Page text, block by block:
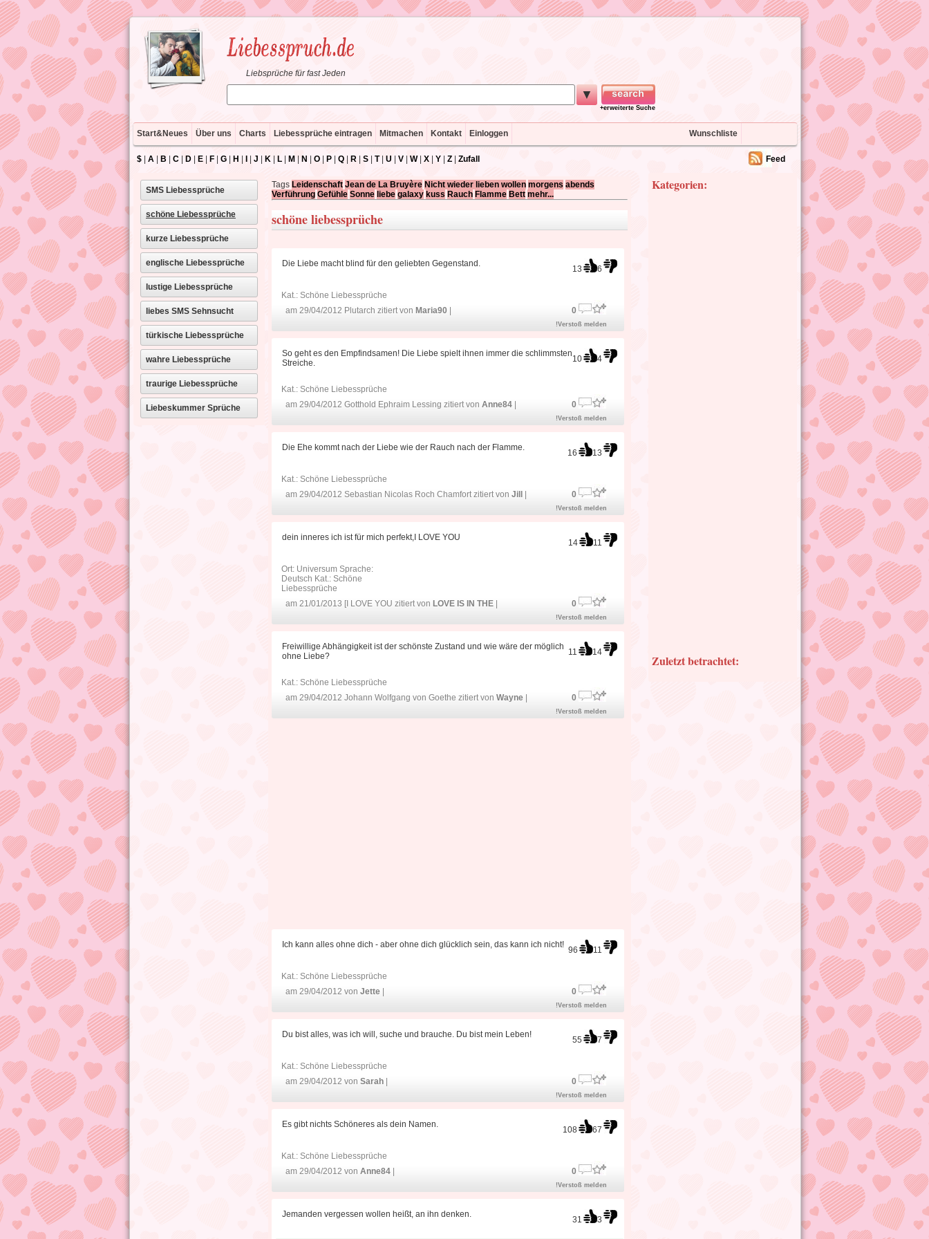
Liebsprüche für fast Jeden
▼
+erweiterte Suche
Start&Neues Über uns Charts Liebessprüche eintragen Mitmachen Kontakt Einloggen Wunschliste
$ A B C D E F G H J K L M N O P Q R S T| U V W| X Y Z Zufall Feed
SMS Liebessprüche
schöne Liebessprüche
kurze Liebessprüche
englische Liebessprüche
lustige Liebessprüche
liebes SMS Sehnsucht
türkische Liebessprüche
wahre Liebessprüche
traurige Liebessprüche
Liebeskummer Sprüche
Tags Leidenschaft Jean de La Bruyère Nicht wieder lieben wollen morgens abends
Verführung Gefühle Sonne liebe galaxy kuss Rauch Flamme Bett mehr...
schöne liebessprüche
13 6
Die Liebe macht blind für den geliebten Gegenstand.
Kat.: Schöne Liebessprüche
am 29/04/2012 Plutarch zitiert von Maria90 0
!Verstoß melden
10 4
So geht es den Empfindsamen! Die Liebe spielt ihnen immer die schlimmsten
Streiche.
Kat.: Schöne Liebessprüche
am 29/04/2012 Gotthold Ephraim Lessing zitiert von Anne84 0
!Verstoß melden
16 13
Die Ehe kommt nach der Liebe wie der Rauch nach der Flamme.
Kat.: Schöne Liebessprüche
am 29/04/2012 Sebastian Nicolas Roch Chamfort zitiert von Jill 0
!Verstoß melden
14 11
dein inneres ich ist für mich perfekt,I LOVE YOU
Ort: Universum Sprache:
Deutsch Kat.: Schöne
Liebessprüche
am 21/01/2013 [I LOVE YOU zitiert von LOVE IS IN THE 0
!Verstoß melden
11 14
Freiwillige Abhängigkeit ist der schönste Zustand und wie wäre der möglich
ohne Liebe?
Kat.: Schöne Liebessprüche
am 29/04/2012 Johann Wolfgang von Goethe zitiert von Wayne 0
!Verstoß melden
96 11
Ich kann alles ohne dich - aber ohne dich glücklich sein, das kann ich nicht!
Kat.: Schöne Liebessprüche
am 29/04/2012 von Jette 0
!Verstoß melden
55 7
Du bist alles, was ich will, suche und brauche. Du bist mein Leben!
Kat.: Schöne Liebessprüche
am 29/04/2012 von Sarah 0
!Verstoß melden
108 67
Es gibt nichts Schöneres als dein Namen.
Kat.: Schöne Liebessprüche
am 29/04/2012 von Anne84 0
!Verstoß melden
31 3
Jemanden vergessen wollen heißt, an ihn denken.
Kategorien:
Zuletzt betrachtet: